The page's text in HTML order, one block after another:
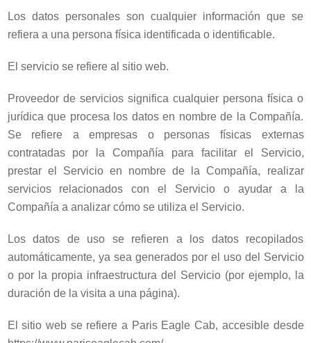
Los datos personales son cualquier información que se
refiera a una persona física identificada o identificable.
El servicio se refiere al sitio web.
Proveedor de servicios significa cualquier persona física o
jurídica que procesa los datos en nombre de la Compañía.
Se refiere a empresas o personas físicas externas
contratadas por la Compañía para facilitar el Servicio,
prestar el Servicio en nombre de la Compañía, realizar
servicios relacionados con el Servicio o ayudar a la
Compañía a analizar cómo se utiliza el Servicio.
Los datos de uso se refieren a los datos recopilados
automáticamente, ya sea generados por el uso del Servicio
o por la propia infraestructura del Servicio (por ejemplo, la
duración de la visita a una página).
El sitio web se refiere a Paris Eagle Cab, accesible desde